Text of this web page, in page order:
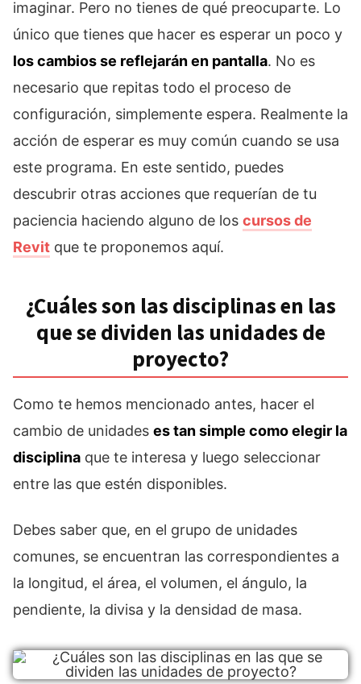
imaginar. Pero no tienes de qué preocuparte. Lo
único que tienes que hacer es esperar un poco y
los cambios se reflejarán en pantalla. No es
necesario que repitas todo el proceso de
configuración, simplemente espera. Realmente la
acción de esperar es muy común cuando se usa
este programa. En este sentido, puedes
descubrir otras acciones que requerían de tu
paciencia haciendo alguno de los cursos de
Revit que te proponemos aquí.
¿Cuáles son las disciplinas en las
que se dividen las unidades de
proyecto?
Como te hemos mencionado antes, hacer el
cambio de unidades es tan simple como elegir la
disciplina que te interesa y luego seleccionar
entre las que estén disponibles.
Debes saber que, en el grupo de unidades
comunes, se encuentran las correspondientes a
la longitud, el área, el volumen, el ángulo, la
pendiente, la divisa y la densidad de masa.